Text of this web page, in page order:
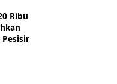
Ribu
Pesisir